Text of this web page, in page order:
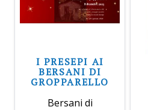
I PRESEPI AI
BERSANI DI
GROPPARELLO
Bersani di